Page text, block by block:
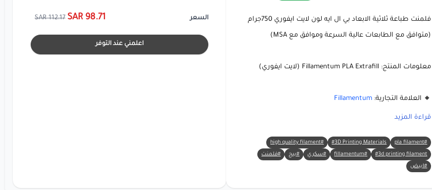
فلمنت طباعة ثلاثية الابعاد بي ال ايه لون لايت ايفوري 750جرام
(متوافق مع الطابعات عالية السرعة وموافق مع MSA)
معلومات المنتج: Fillamentum PLA Extrafill (لايت ايفوري)
🔸 العلامة التجارية: Fillamentum
🔸 المادة: PLA Extrafill
🔸 الوزن الصافي: 750 جم
🔸 قطر الخيط: 1.75 ملم
قراءة المزيد
#pla filament
#3D Printing Materials
#high quality filament
#3d printing filament
#fillamentum #سكري #بيج
#فلمنت
#ابيض
السعر 98.71 SAR
112.17 SAR
اعلمني عند التوفر